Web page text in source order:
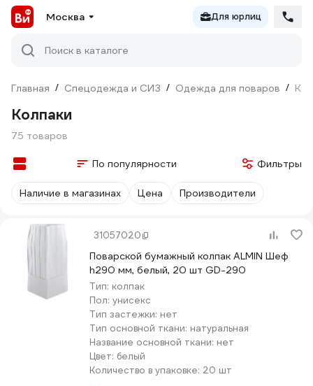
Москва Для юрлиц
Поиск в каталоге
Главная / Спецодежда и СИЗ / Одежда для поваров /
Колпаки
75 товаров
По популярности Фильтры
Наличие в магазинах Цена Производители
31057020
Поварской бумажный колпак ALMIN Шеф
h290 мм, белый, 20 шт GD-290
Тип: колпак
Пол: унисекс
Тип застежки: нет
Тип основной ткани: натуральная
Название основной ткани: нет
Цвет: белый
Количество в упаковке: 20 шт